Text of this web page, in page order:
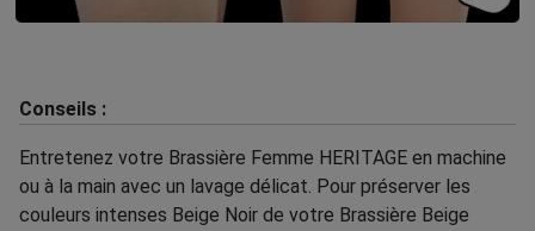
Conseils :
Entretenez votre Brassière Femme HERITAGE en machine
ou à la main avec un lavage délicat. Pour préserver les
couleurs intenses Beige Noir de votre Brassière Beige